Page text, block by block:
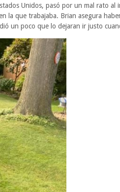
Unidos, pasó por un mal rato
la que trabajaba. Brian asegura
un poco que lo dejaran ir justo